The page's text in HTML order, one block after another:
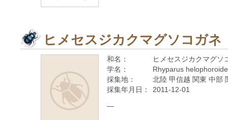
ヒメセスジカクマグソコガネ
和名：
ヒメセスジカクマグソ
学名：
Rhyparus
採集地：
北陸 甲信越 関東 中部
採集年月日：
2011-12-01
—